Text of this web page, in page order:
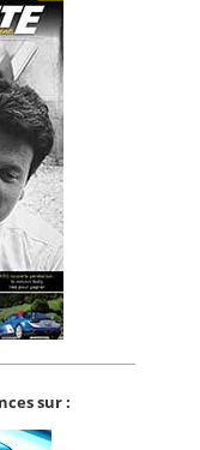
sur :